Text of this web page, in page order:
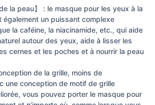
de la peau】 : le masque pour les yeux à la
également un puissant complexe
la caféine, la niacinamide, etc., qui aide
autour des yeux, aide à lisser les
cernes et les poches et à nourrir la peau
de la grille, moins de
une conception de motif de grille
vous pouvez porter le masque pour